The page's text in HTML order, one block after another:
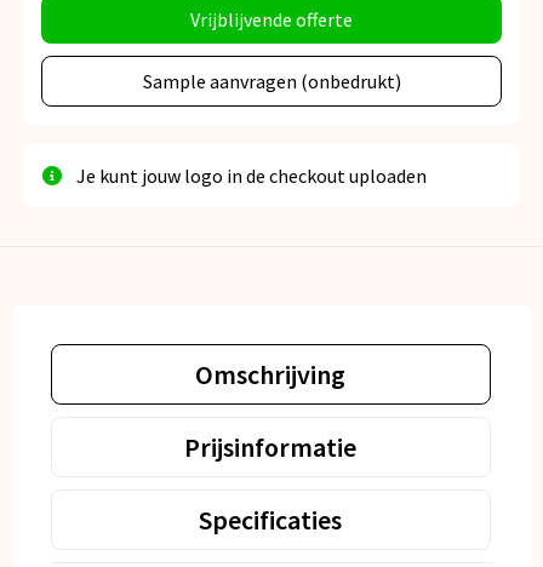
Vrijblijvende offerte
Sample aanvragen (onbedrukt)
Je kunt jouw logo in de checkout uploaden
Omschrijving
Prijsinformatie
Specificaties